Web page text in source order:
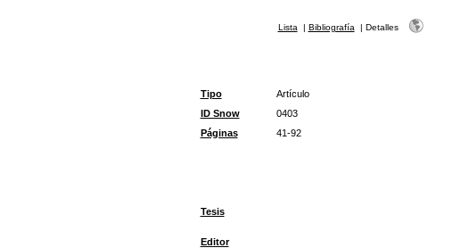
Lista | Bibliografía | Detalles
Tipo
Artículo
ID Snow
0403
Páginas
41-92
Tesis
Editor